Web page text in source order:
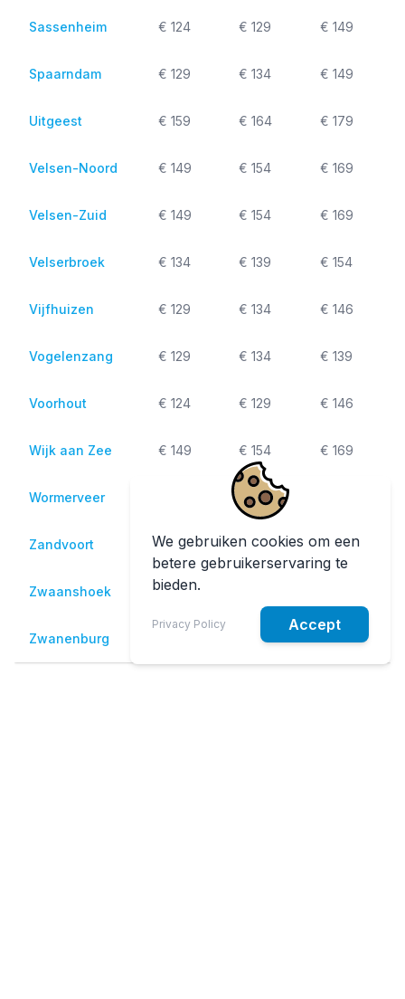
We gebruiken cookies om een
betere gebruikerservaring te
bieden.
Privacy Policy Accept
Sassenheim € 124 € 129 € 149
Spaarndam € 129 € 134 € 149
Uitgeest € 159 € 164 € 179
Velsen-Noord € 149 € 154 € 169
Velsen-Zuid € 149 € 154 € 169
Velserbroek € 134 € 139 € 154
Vijfhuizen € 129 € 134 € 146
Vogelenzang € 129 € 134 € 139
Voorhout € 124 € 129 € 146
Wijk aan Zee € 149 € 154 € 169
Wormerveer € 174
Zandvoort € 139 € 144 € 159
Zwaanshoek € 124
Zwanenburg € 129